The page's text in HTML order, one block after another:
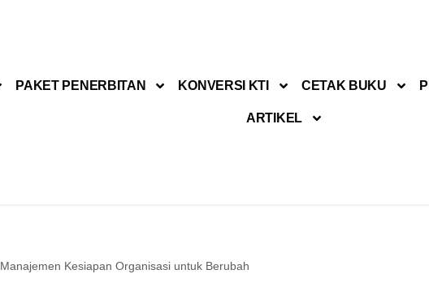
PAKET PENERBITAN KONVERSI KTI CETAK BUKU
ARTIKEL
Manajemen Kesiapan Organisasi untuk Berubah